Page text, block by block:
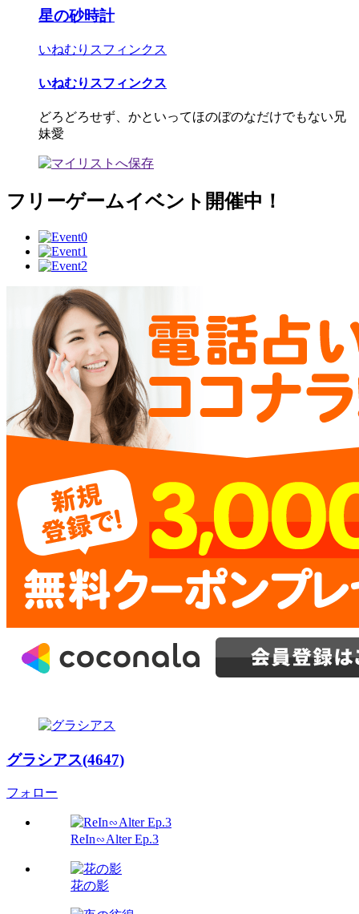
星の砂時計
いねむりスフィンクス
いねむりスフィンクス
どろどろせず、かといってほのぼのなだけでもない兄
妹愛
フリーゲームイベント開催中！
グラシアス(4647)
フォロー
ReIn∽Alter Ep.3
花の影